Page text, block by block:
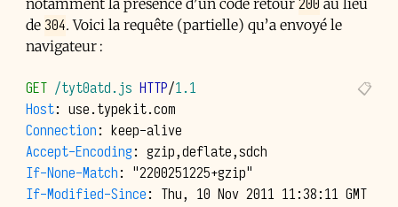
notamment la présence d’un code retour 200 au lieu
de 304. Voici la requête (partielle) qu’a envoyé le
navigateur :
GET /tyt0atd.js HTTP/1.1
Host: use.typekit.com
Connection: keep-alive
Accept-Encoding: gzip,deflate,sdch
If-None-Match: "2200251225+gzip"
If-Modified-Since: Thu, 10 Nov 2011 11:38:11 GMT